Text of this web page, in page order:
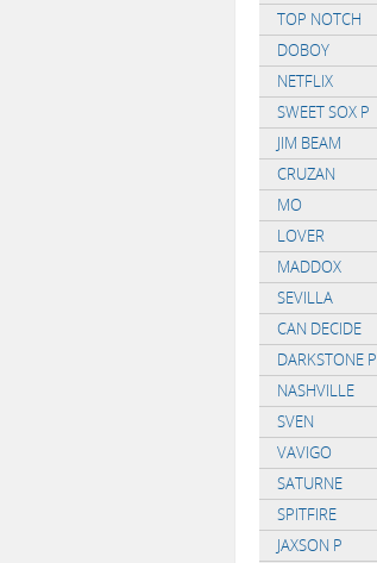
TOP NOTCH
DOBOY
NETFLIX
SWEET SOX P
JIM BEAM
CRUZAN
MO
LOVER
MADDOX
SEVILLA
CAN DECIDE
DARKSTONE P
NASHVILLE
SVEN
VAVIGO
SATURNE
SPITFIRE
JAXSON P